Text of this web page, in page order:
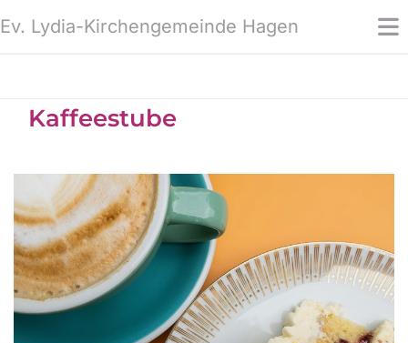
Ev. Lydia-Kirchengemeinde Hagen
Kaffeestube